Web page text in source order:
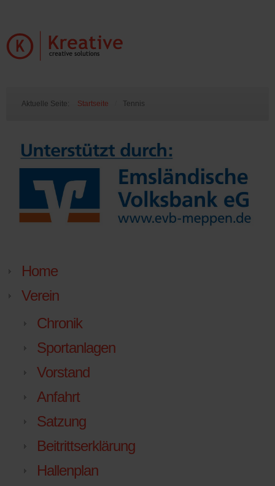
Aktuelle Seite: Startseite Tennis
Home
Verein
Chronik
Sportanlagen
Vorstand
Anfahrt
Satzung
Beitrittserklärung
Hallenplan